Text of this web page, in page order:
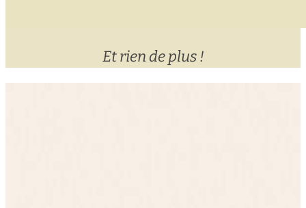
Et rien de plus !